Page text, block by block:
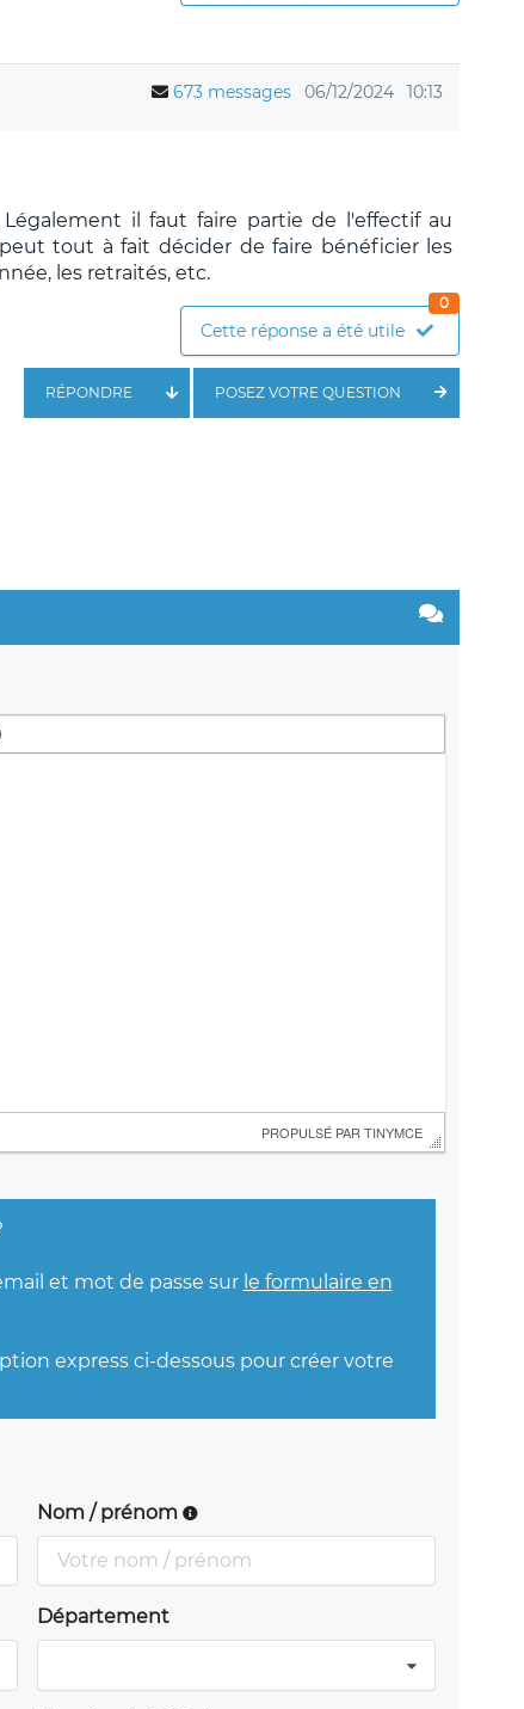
673 messages 06/12/2024 10:13
il faut faire partie de l'effectif au
tout à fait décider de faire bénéficier les
les retraités, etc.
Cette réponse a été utile
0
POSEZ VOTRE QUESTION
RÉPONDRE
PROPULSÉ PAR TINYMCE
et mot de passe sur le formulaire en
express ci-dessous pour créer votre
Nom / prénom
Département